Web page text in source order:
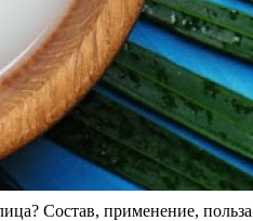
Состав, применение,